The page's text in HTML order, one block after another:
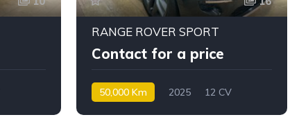
RANGE ROVER SPORT
Contact for a price
50,000 Km 2025
12 CV